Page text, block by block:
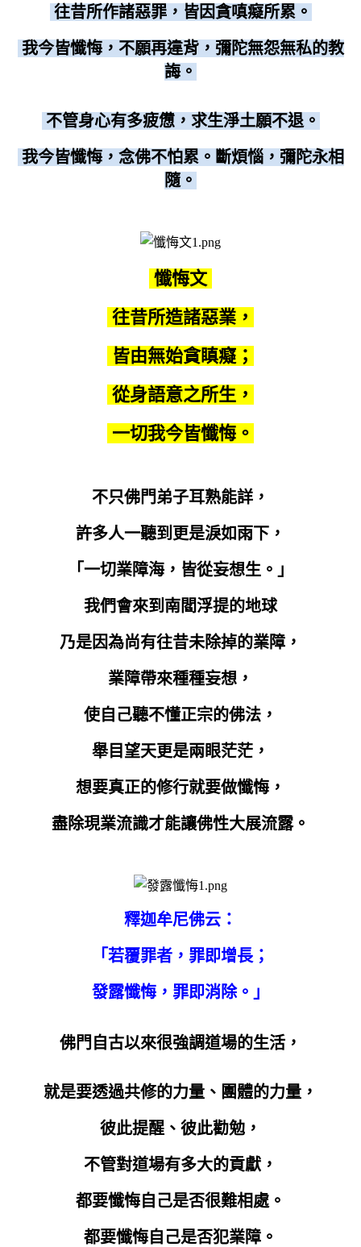
往昔所作諸惡罪，皆因貪嗔癡所累。
我今皆懺悔，不願再違背，彌陀無怨無私的教
誨。
不管身心有多疲憊，求生淨土願不退。
我今皆懺悔，念佛不怕累。斷煩惱，彌陀永相
隨。
懺悔文
往昔所造諸惡業，
皆由無始貪瞋癡；
從身語意之所生，
一切我今皆懺悔。
不只佛門弟子耳熟能詳，
許多人一聽到更是淚如雨下，
「一切業障海，皆從妄想生。」
我們會來到南閻浮提的地球
乃是因為尚有往昔未除掉的業障，
業障帶來種種妄想，
使自己聽不懂正宗的佛法，
舉目望天更是兩眼茫茫，
想要真正的修行就要做懺悔，
盡除現業流識才能讓佛性大展流露。
釋迦牟尼佛云：
「若覆罪者，罪即增長；
發露懺悔，罪即消除。」
佛門自古以來很強調道場的生活，
就是要透過共修的力量、團體的力量，
彼此提醒、彼此勸勉，
不管對道場有多大的貢獻，
都要懺悔自己是否很難相處。
都要懺悔自己是否犯業障。